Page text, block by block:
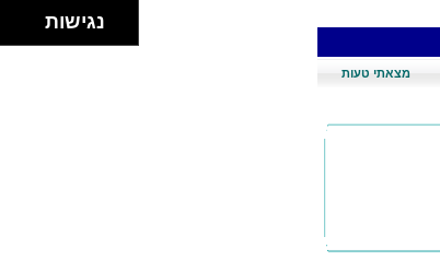
מצאתי טעות
נגישות